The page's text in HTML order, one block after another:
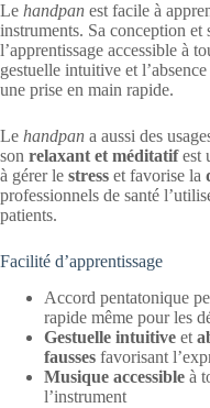
Le handpan est facile à
instruments. Sa conception et
l’apprentissage accessible à
gestuelle intuitive et
une prise en main rapide.
Le handpan a aussi des
son relaxant et méditatifest
à gérer le stress et favorise la
professionnels de santé
patients.
Facilité d’apprentissage
Accord pentatonique
rapide même pour les
Gestuelle intuitive et
fausses favorisant
Musique accessible à
l’instrument